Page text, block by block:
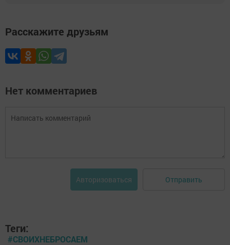
Расскажите друзьям
Нет комментариев
Авторизоваться Отправить
Теги:
#СВОИХНЕБРОСАЕМ